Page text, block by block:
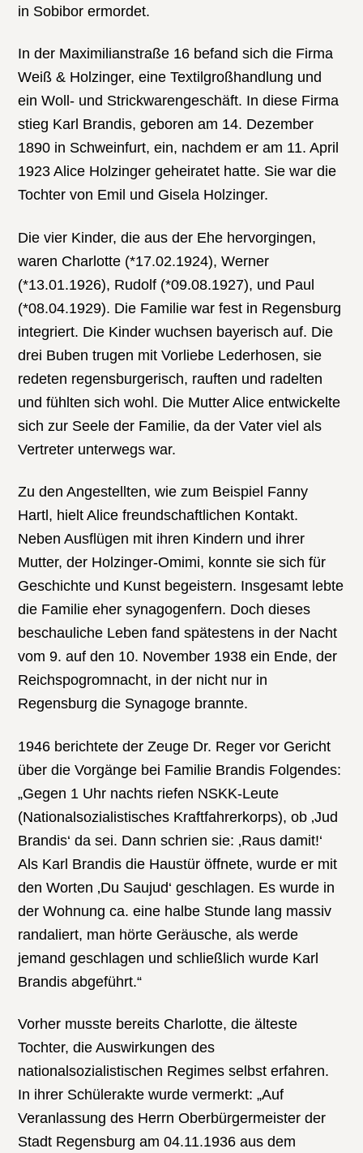
in Sobibor ermordet.
In der Maximilianstraße 16 befand sich die Firma
Weiß & Holzinger, eine Textilgroßhandlung und
ein Woll- und Strickwarengeschäft. In diese Firma
stieg Karl Brandis, geboren am 14. Dezember
1890 in Schweinfurt, ein, nachdem er am 11. April
1923 Alice Holzinger geheiratet hatte. Sie war die
Tochter von Emil und Gisela Holzinger.
Die vier Kinder, die aus der Ehe hervorgingen,
waren Charlotte (*17.02.1924), Werner
(*13.01.1926), Rudolf (*09.08.1927), und Paul
(*08.04.1929). Die Familie war fest in Regensburg
integriert. Die Kinder wuchsen bayerisch auf. Die
drei Buben trugen mit Vorliebe Lederhosen, sie
redeten regensburgerisch, rauften und radelten
und fühlten sich wohl. Die Mutter Alice entwickelte
sich zur Seele der Familie, da der Vater viel als
Vertreter unterwegs war.
Zu den Angestellten, wie zum Beispiel Fanny
Hartl, hielt Alice freundschaftlichen Kontakt.
Neben Ausflügen mit ihren Kindern und ihrer
Mutter, der Holzinger-Omimi, konnte sie sich für
Geschichte und Kunst begeistern. Insgesamt lebte
die Familie eher synagogenfern. Doch dieses
beschauliche Leben fand spätestens in der Nacht
vom 9. auf den 10. November 1938 ein Ende, der
Reichspogromnacht, in der nicht nur in
Regensburg die Synagoge brannte.
1946 berichtete der Zeuge Dr. Reger vor Gericht
über die Vorgänge bei Familie Brandis Folgendes:
„Gegen 1 Uhr nachts riefen NSKK-Leute
(Nationalsozialistisches Kraftfahrerkorps), ob ‚Jud
Brandis‘ da sei. Dann schrien sie: ‚Raus damit!‘
Als Karl Brandis die Haustür öffnete, wurde er mit
den Worten ‚Du Saujud‘ geschlagen. Es wurde in
der Wohnung ca. eine halbe Stunde lang massiv
randaliert, man hörte Geräusche, als werde
jemand geschlagen und schließlich wurde Karl
Brandis abgeführt.“
Vorher musste bereits Charlotte, die älteste
Tochter, die Auswirkungen des
nationalsozialistischen Regimes selbst erfahren.
In ihrer Schülerakte wurde vermerkt: „Auf
Veranlassung des Herrn Oberbürgermeister der
Stadt Regensburg am 04.11.1936 aus dem